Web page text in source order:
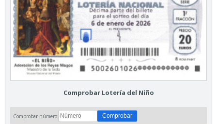
Comprobar Lotería del Niño
Comprobar número: